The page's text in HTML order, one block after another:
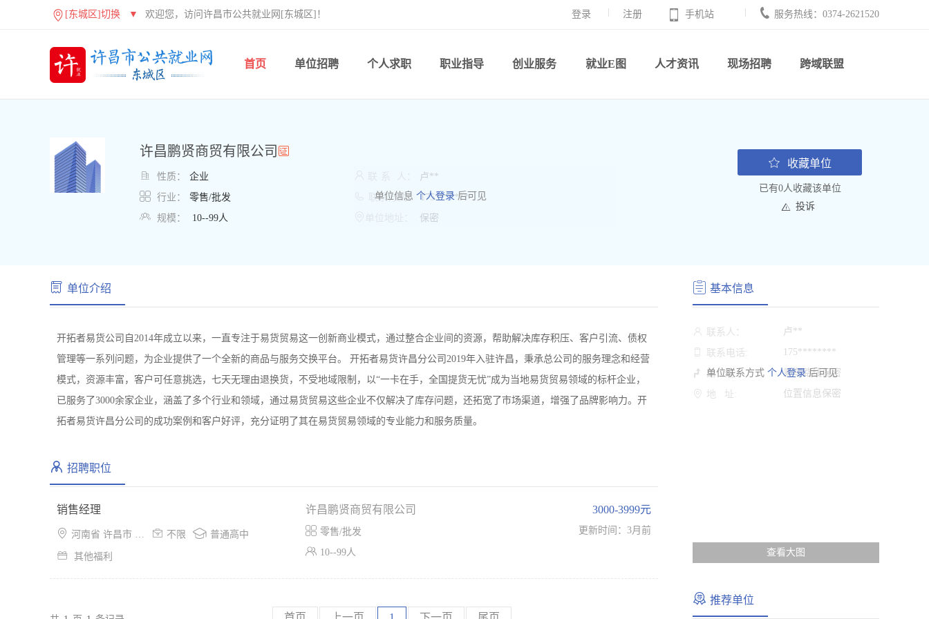
[东城区]切换 ▼ 欢迎您，访问许昌市公共就业网[东城区]！ 登录 注册 手机站 服务热线：0374-2621520
首页 单位招聘 个人求职 职业指导 创业服务 就业E图 人才资讯 现场招聘 跨域联盟
许昌鹏贤商贸有限公司
 性质： 企业
 行业： 零售/批发
 规模： 10--99人
单位信息 个人登录后可见
卢**
联系方式： 175*******
保密
收藏单位
已有0人收藏该单位
投诉
单位介绍
开拓者易货公司自2014年成立以来，一直专注于易货贸易这一创新商业模式，通过整合企业间的资源，帮助解决库存积压、客户引流、债权
管理等一系列问题，为企业提供了一个全新的商品与服务交换平台。 开拓者易货许昌分公司2019年入驻许昌，秉承总公司的服务理念和经营
模式，资源丰富，客户可任意挑选，七天无理由退换货，不受地域限制，以“一卡在手，全国提货无忧”成为当地易货贸易领域的标杆企业，
已服务了3000余家企业，涵盖了多个行业和领域，通过易货贸易这些企业不仅解决了库存问题，还拓宽了市场渠道，增强了品牌影响力。开
拓者易货许昌分公司的成功案例和客户好评，充分证明了其在易货贸易领域的专业能力和服务质量。
招聘职位
销售经理
 河南省 许昌市 魏都区  不限  普通高中
 其他福利
许昌鹏贤商贸有限公司
 零售/批发
 10--99人
3000-3999元
更新时间：3月前
基本信息
单位联系方式 个人登录后可见
联系人： 卢**
联系电话: 175********
路 线: 乘车路线保密
地 址: 位置信息保密
查看大图
推荐单位